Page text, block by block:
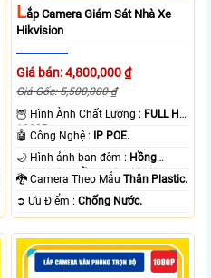
LẮp Camera Giám Sát Nhà Xe
Hikvision
Giá bán: 4,800,000 ₫
Giá Gốc: 5,500,000 ₫
🦉 Hình Ành Chất Lượng : FULL HD
1080P .
🤖️ Công Nghệ :
IP POE.
🌙 Hình ảnh ban đêm : Hồng
Ngoại 20m Hồng Ngoại SMD.
🐉️ Camera Theo MẫuThân Plastic.
️➲ Ưu Điểm :Chống Nước.